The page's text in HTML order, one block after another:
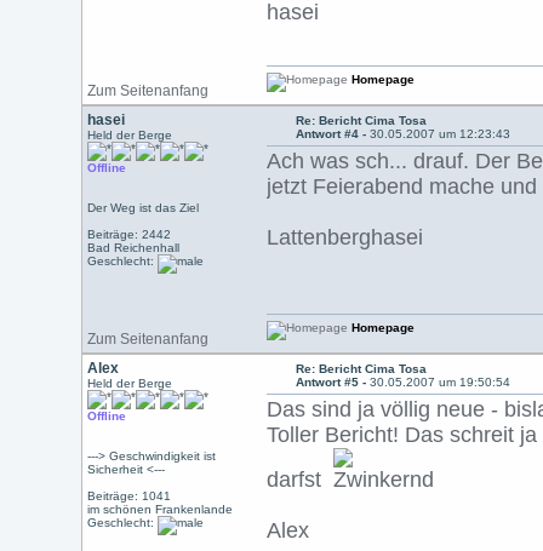
hasei
Zum Seitenanfang
Homepage
hasei
Held der Berge
Offline
Der Weg ist das Ziel
Beiträge: 2442
Bad Reichenhall
Geschlecht:
Re: Bericht Cima Tosa
Antwort #4 -30.05.2007 um 12:23:43
Ach was sch... drauf. Der
jetzt Feierabend mache
Lattenberghasei
Zum Seitenanfang
Homepage
Alex
Held der Berge
Offline
---> Geschwindigkeit ist
Sicherheit <---
Beiträge: 1041
im schönen Frankenlande
Geschlecht:
Re: Bericht Cima Tosa
Antwort #5 -30.05.2007 um 19:50:54
Das sind ja völlig neue -
Toller Bericht! Das schreit
darfst
Alex